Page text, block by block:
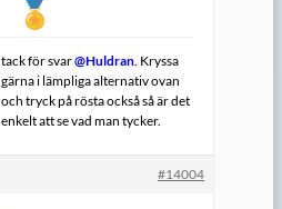
tack för svar@Huldran. Kryssa
gärna i lämpliga alternativ ovan
och tryck på rösta också så är det
enkelt att se vad man tycker.
#14004